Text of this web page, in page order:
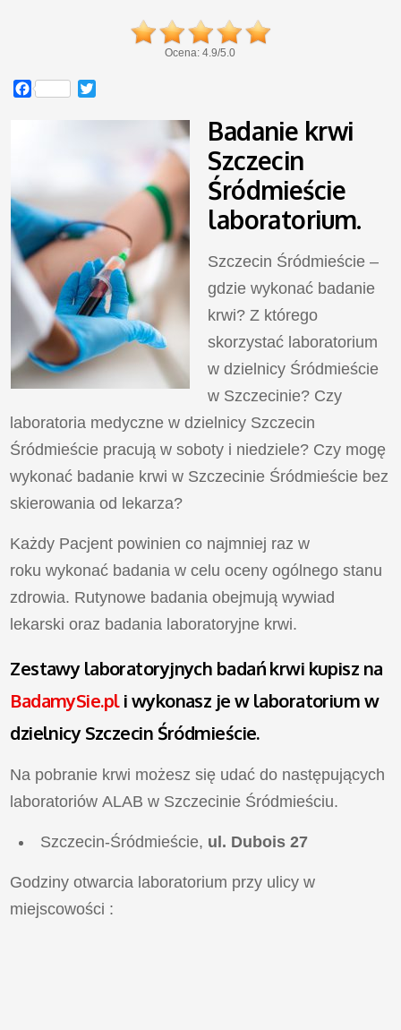
Ocena:4.9/5.0
Facebook
Badanie krwi
Szczecin
Śródmieście
laboratorium.
Szczecin Śródmieście –
gdzie wykonać badanie
krwi? Z którego
skorzystać laboratorium
w dzielnicy Śródmieście
w Szczecinie? Czy
laboratoria medyczne w dzielnicy Szczecin
Śródmieście pracują w soboty i niedziele? Czy mogę
wykonać badanie krwi w Szczecinie Śródmieście bez
skierowania od lekarza?
Każdy Pacjent powinien co najmniej raz w
roku wykonać badania w celu oceny ogólnego stanu
zdrowia. Rutynowe badania obejmują wywiad
lekarski oraz badania laboratoryjne krwi.
Zestawy laboratoryjnych badań krwi kupisz na
BadamySie.pli wykonasz je w laboratorium w
dzielnicy Szczecin Śródmieście.
Na pobranie krwi możesz się udać do następujących
laboratoriów ALAB w Szczecinie Śródmieściu.
Szczecin-Śródmieście, ul. Dubois 27
Godziny otwarcia laboratorium przy ulicyw
miejscowości :